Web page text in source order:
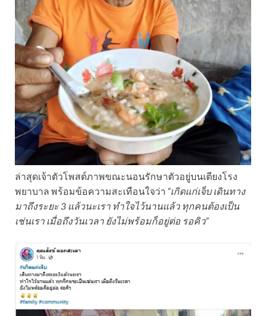
ล่าสุดเจ้าตัวโพสต์ภาพขณะนอนรักษาตัวอยู่บนเตียงโรง
พยาบาล พร้อมข้อความสะเทือนใจว่า “เกิดแก่เจ็บ เดินทาง
มาถึงระยะ 3 แล้วนะเรา ทำใจไว้นานแล้ว ทุกคนต้องเป็น
เช่นเรา เมื่อถึงวันเวลา ยังไม่พร้อมก็อยู่ต่อ รอคิว”